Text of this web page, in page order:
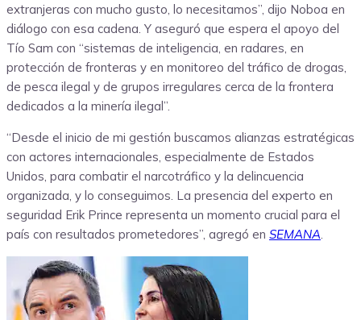
extranjeras con mucho gusto, lo necesitamos”, dijo Noboa en
diálogo con esa cadena. Y aseguró que espera el apoyo del
Tío Sam con “sistemas de inteligencia, en radares, en
protección de fronteras y en monitoreo del tráfico de drogas,
de pesca ilegal y de grupos irregulares cerca de la frontera
dedicados a la minería ilegal”.
“Desde el inicio de mi gestión buscamos alianzas estratégicas
con actores internacionales, especialmente de Estados
Unidos, para combatir el narcotráfico y la delincuencia
organizada, y lo conseguimos. La presencia del experto en
seguridad Erik Prince representa un momento crucial para el
país con resultados prometedores”, agregó en SEMANA